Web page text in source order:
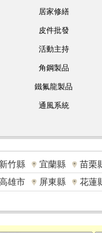
居家修繕
皮件批發
活動主持
角鋼製品
鐵氟龍製品
通風系統
新竹縣 宜蘭縣 苗栗
雄市 屏東縣 花蓮